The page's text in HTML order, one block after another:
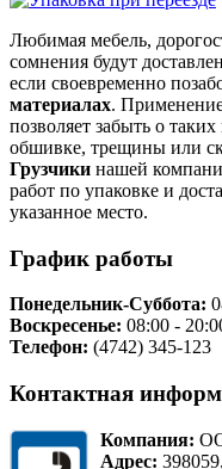
Любимая мебель,
сомнения будут
если своевременно
материалах.
позволяет забыть о
обшивке, трещины или
Грузчики нашей
работ по упаковке и
указанное место.
График работы
Понедельник-Суббота:
Воскресенье: 08:00 -
Телефон: (4742) 345-123
Контактная
Компания:
Адрес: